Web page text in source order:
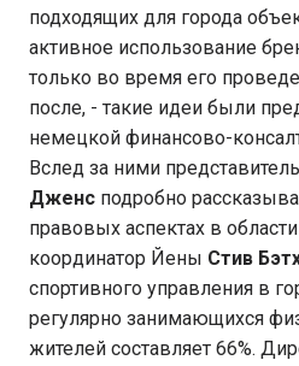
подходящих для города
активное использование
только во время его
после, - такие идеи были
немецкой финансово-
Вслед за ними
Дженс подробно
правовых аспектах в
координатор Йены Стив
спортивного управления в
регулярно занимающихся
жителей составляет 66%.